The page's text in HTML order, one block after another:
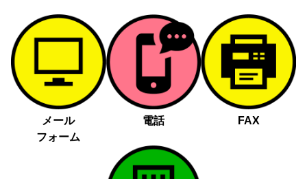
メール
フォーム
電話 FAX